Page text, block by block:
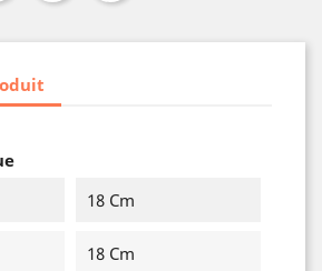
18 Cm
18 Cm